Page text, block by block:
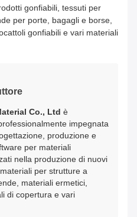
gonfiabili, tessuti per
per porte, bagagli e borse,
gonfiabili e vari materiali
Co., Ltd è
impegnata
produzione e
per materiali
nella produzione di nuovi
per strutture a
materiali ermetici,
di copertura e vari